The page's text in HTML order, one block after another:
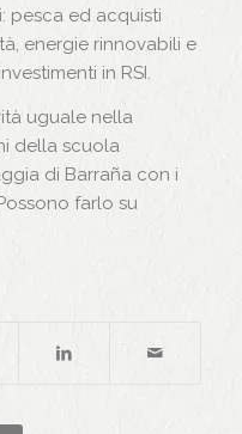
pesca ed acquisti
energie rinnovabili e
in RSI.
uguale nella
della scuola
di Barraña con i
farlo su